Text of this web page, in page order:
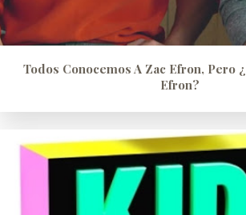
Todos Conocemos A Zac Efron, Pero
Efron?